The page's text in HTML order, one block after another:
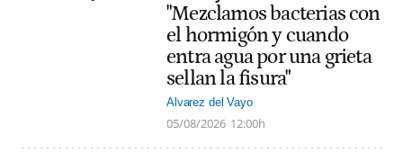
"Mezclamos bacterias con
el hormigón y cuando
entra agua por una grieta
sellan la fisura"
Alvarez del Vayo
05/08/2026 12:00h